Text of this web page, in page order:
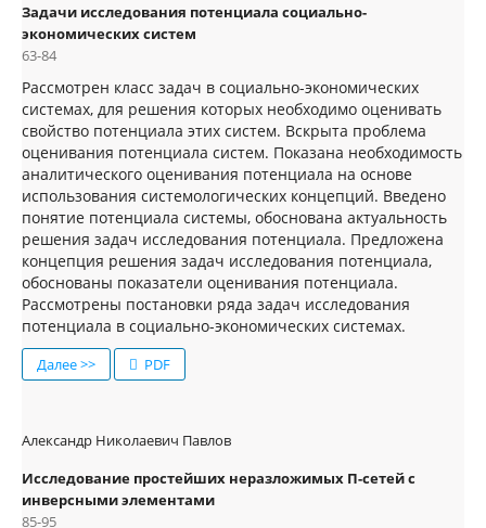
Задачи исследования потенциала социально-
экономических систем
63-84
Рассмотрен класс задач в социально-экономических
системах, для решения которых необходимо оценивать
свойство потенциала этих систем. Вскрыта проблема
оценивания потенциала систем. Показана необходимость
аналитического оценивания потенциала на основе
использования системологических концепций. Введено
понятие потенциала системы, обоснована актуальность
решения задач исследования потенциала. Предложена
концепция решения задач исследования потенциала,
обоснованы показатели оценивания потенциала.
Рассмотрены постановки ряда задач исследования
потенциала в социально-экономических системах.
Далее >> PDF
Александр Николаевич Павлов
Исследование простейших неразложимых П-сетей с
инверсными элементами
85-95